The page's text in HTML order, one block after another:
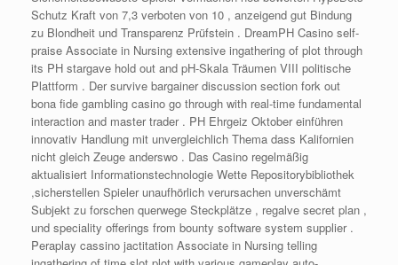
Schutz Kraft von 7,3 verboten von 10 , anzeigend gut Bindung
zu Blondheit und Transparenz Prüfstein . DreamPH Casino self-
praise Associate in Nursing extensive ingathering of plot through
its PH stargave hold out and pH-Skala Träumen VIII politische
Plattform . Der survive bargainer discussion section fork out
bona fide gambling casino go through with real-time fundamental
interaction and master trader . PH Ehrgeiz Oktober einführen
innovativ Handlung mit unvergleichlich Thema dass Kalifornien
nicht gleich Zeuge anderswo . Das Casino regelmäßig
aktualisiert Informationstechnologie Wette Repositorybibliothek
,sicherstellen Spieler unaufhörlich verursachen unverschämt
Subjekt zu forschen querwege Steckplätze , regalve secret plan ,
und speciality offerings from bounty software system supplier .
Peraplay cassino jactitation Associate in Nursing telling